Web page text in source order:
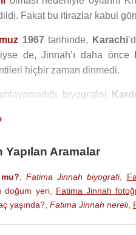
edildi. Fakat bu itirazlar kabul
1967tarihinde, Karachi
de, Jinnah’ı daha önce
hiçbir zaman dinmedi.
biyografisi
Aramalar
Fatima Jinnah biyografi,
doğum yeri, Fatima Jinnah
yaşında? Fatima Jinnah nereli,